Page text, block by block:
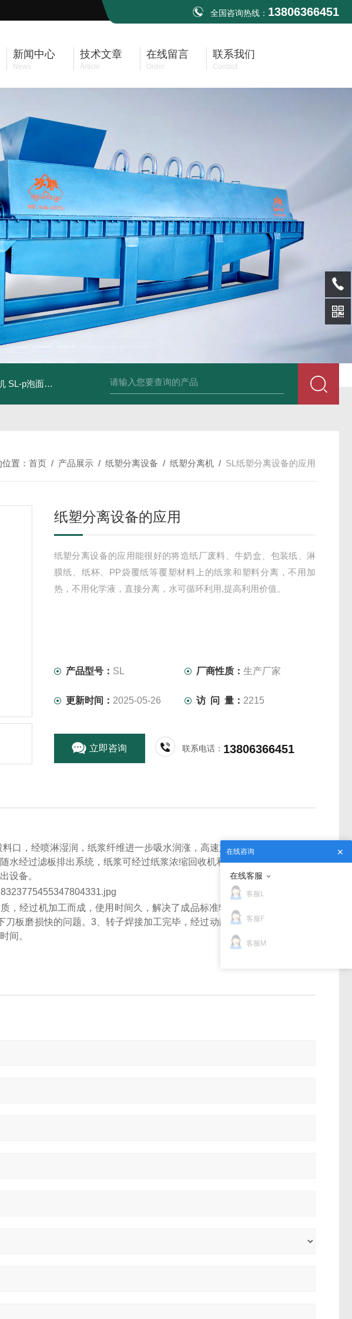
全国咨询热线： 13806366451
新闻中心
News
技术文章
Article
在线留言
Order
联系我们
Contact
SL-p泡面盖纸塑分离机 sl-d镀铝膜分离清洗机 SL-wl转鼓式纸浆浓缩机 SL-l离型纸碎浆机
置： 首页 / 产品展示 / 纸塑分离设备 / 纸塑分离机 / SL纸塑分离设备的应用
纸塑分离设备的应用
纸塑分离设备的应用能很好的将造纸厂废料、牛奶盒、包装纸、淋
膜纸、纸杯、PP袋覆纸等覆塑材料上的纸浆和塑料分离，不用加
热，不用化学液，直接分离，水可循环利用,提高利用价值。
产品型号： SL 厂商性质：生产厂家
更新时间： 2025-05-26 访 问 量： 2215
立即咨询 联系电话： 13806366451
口，经喷淋湿润，纸浆纤维进一步吸水润涨，高速旋转的转子带动原
水经过滤板排出系统，纸浆可经过纸浆浓缩回收机和压浆机进行脱水处
设备。
，经过机加工而成，使用时间久，解决了成品标准轴承座容易破碎的问
刀板磨损快的问题。 3、转子焊接加工完毕，经过动静平衡机多次校正，
间。
在线咨询
在线客服
客服L
客服F
客服M